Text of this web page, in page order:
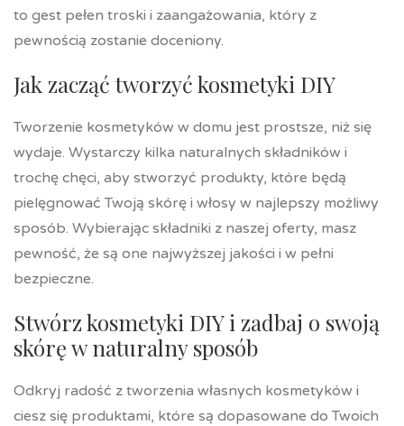
to gest pełen troski i zaangażowania, który z
pewnością zostanie doceniony.
Jak zacząć tworzyć kosmetyki DIY
Tworzenie kosmetyków w domu jest prostsze, niż się
wydaje. Wystarczy kilka naturalnych składników i
trochę chęci, aby stworzyć produkty, które będą
pielęgnować Twoją skórę i włosy w najlepszy możliwy
sposób. Wybierając składniki z naszej oferty, masz
pewność, że są one najwyższej jakości i w pełni
bezpieczne.
Stwórz kosmetyki DIY i zadbaj o swoją
skórę w naturalny sposób
Odkryj radość z tworzenia własnych kosmetyków i
ciesz się produktami, które są dopasowane do Twoich